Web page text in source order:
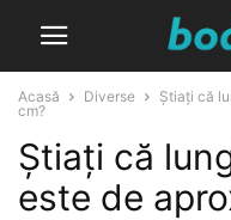
Acasă Diverse
Știați că
cm?
Știați că
este de